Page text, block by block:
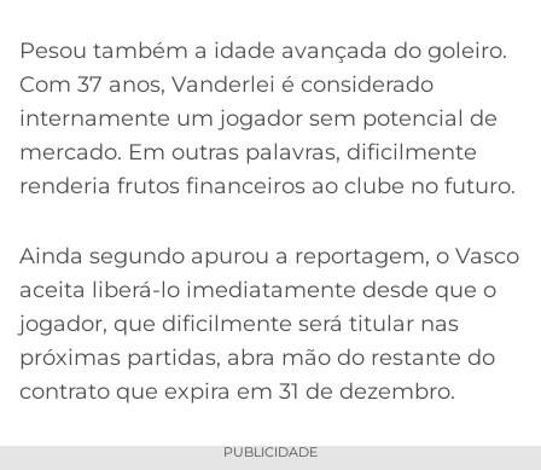
Pesou também a idade avançada do goleiro.
Com 37 anos, Vanderlei é considerado
internamente um jogador sem potencial de
mercado. Em outras palavras, dificilmente
renderia frutos financeiros ao clube no futuro.
Ainda segundo apurou a reportagem, o Vasco
aceita liberá-lo imediatamente desde que o
jogador, que dificilmente será titular nas
próximas partidas, abra mão do restante do
contrato que expira em 31 de dezembro.
PUBLICIDADE